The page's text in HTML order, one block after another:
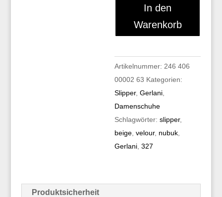
In den
Warenkorb
Artikelnummer: 246 406
00002 63 Kategorien:
Slipper,Gerlani
Damenschuhe
Schlagwörter:slipper,
beige ,velour, nubuk
Gerlani ,327
Produktsicherheit